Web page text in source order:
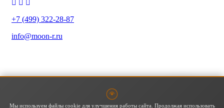
+7 (499) 322-28-87
info@moon-r.ru
Карта сайта
Мы используем файлы cookie для улучшения работы сайта. Продолжая использовать